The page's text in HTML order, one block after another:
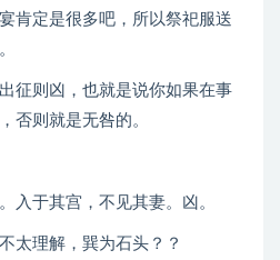
肯定是很多吧，所以祭祀服送
征则凶，也就是说你如果在事
否则就是无咎的。
入于其宫，不见其妻。凶。
太理解，巽为石头？？